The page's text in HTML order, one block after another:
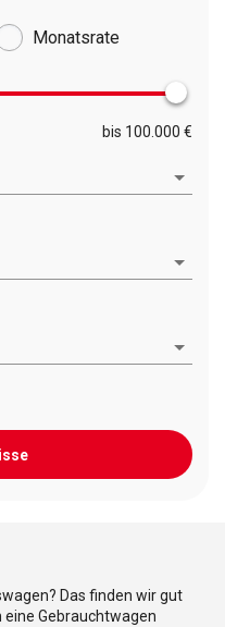
Monatsrate
bis 100.000 €
Das finden wir gut
eine Gebrauchtwagen